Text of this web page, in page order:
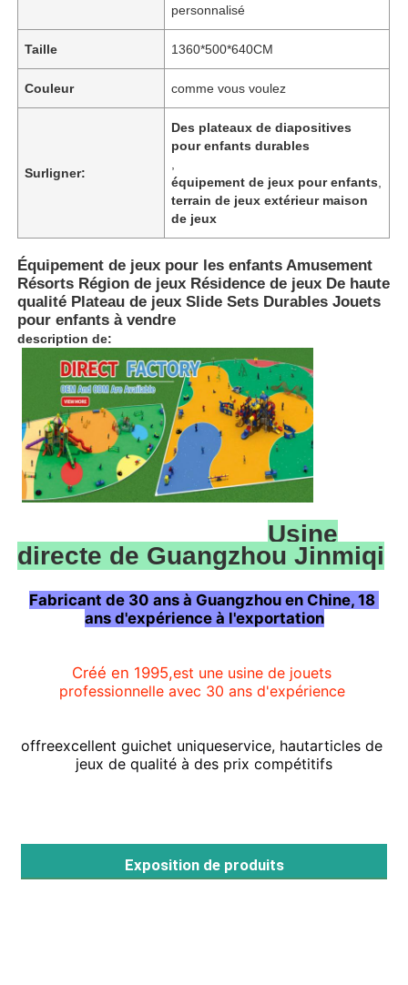
Accueil
À propos de nous
Visite de l'usine
Contrôle qualité
Contactez-nous
personnalisé
Taille 1360*500*640CM
Couleur comme vous voulez
Surligner:
Des plateaux de diapositives
pour enfants durables
équipement de jeux pour enfants
terrain de jeux extérieur maison
de jeux
Équipement de jeux pour les enfants Amusement
Résorts Région de jeux Résidence de jeux De haute
qualité Plateau de jeux Slide Sets Durables Jouets
pour enfants à vendre
description de:
Usine
directe de Guangzhou Jinmiqi
Fabricant de 30 ans à Guangzhou en Chine, 18
ans d'expérience à l'exportation
Créé en 1995,est une usine de jouets
professionnelle avec 30 ans d'expérience
offreexcellent guichet uniqueservice, hautarticles de
jeux de qualité à des prix compétitifs
Exposition de produits